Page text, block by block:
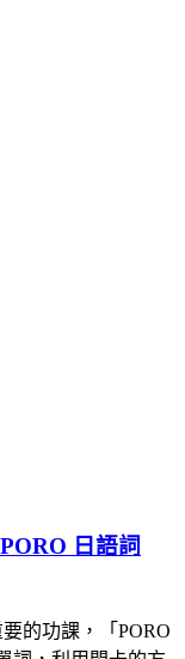
日語詞
的功課，「PORO